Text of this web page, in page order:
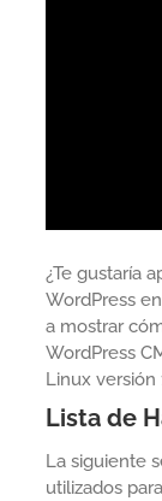
¿Te gustaría
WordPress
a mostrar
WordPress
Linux versión
Lista de
La siguiente
utilizados